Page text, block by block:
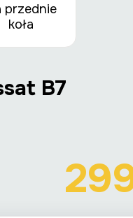
przednie
koła
B7